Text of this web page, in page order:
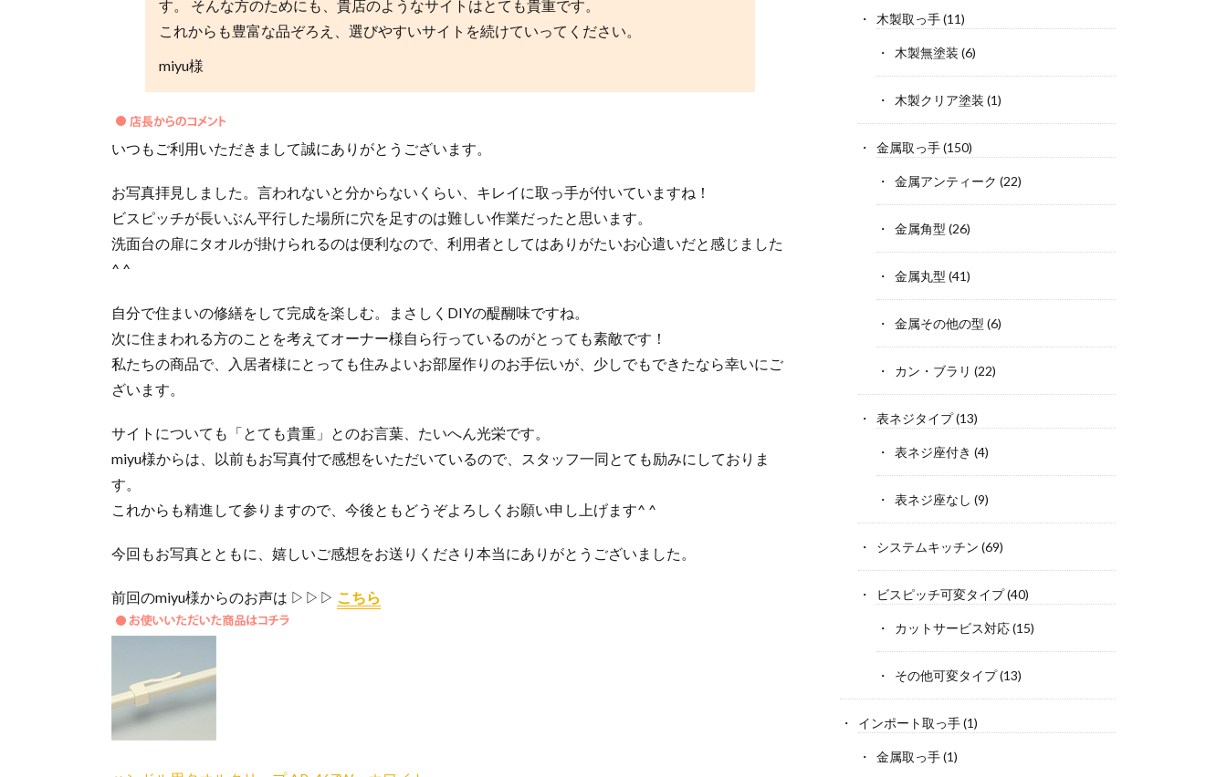
す。 そんな方のためにも、貴店のようなサイトはとても貴重です。
これからも豊富な品ぞろえ、選びやすいサイトを続けていってください。
miyu様
いつもご利用いただきまして誠にありがとうございます。
お写真拝見しました。言われないと分からないくらい、キレイに取っ手が付いていますね！
ビスピッチが長いぶん平行した場所に穴を足すのは難しい作業だったと思います。
洗面台の扉にタオルが掛けられるのは便利なので、利用者としてはありがたいお心遣いだと感じました
^ ^
自分で住まいの修繕をして完成を楽しむ。まさしくDIYの醍醐味ですね。
次に住まわれる方のことを考えてオーナー様自ら行っているのがとっても素敵です！
私たちの商品で、入居者様にとっても住みよいお部屋作りのお手伝いが、少しでもできたなら幸いにご
ざいます。
サイトについても「とても貴重」とのお言葉、たいへん光栄です。
miyu様からは、以前もお写真付で感想をいただいているので、スタッフ一同とても励みにしておりま
す。
これからも精進して参りますので、今後ともどうぞよろしくお願い申し上げます^ ^
今回もお写真とともに、嬉しいご感想をお送りくださり本当にありがとうございました。
前回のmiyu様からのお声は ▷▷▷ こちら
木製取っ手(11)
木製無塗装 (6)
木製クリア塗装 (1)
金属取っ手(150)
金属アンティーク (22)
金属角型 (26)
金属丸型 (41)
金属その他の型 (6)
カン・ブラリ (22)
表ネジタイプ(13)
表ネジ座付き (4)
表ネジ座なし (9)
システムキッチン (69)
ビスピッチ可変タイプ(40)
カットサービス対応(15)
その他可変タイプ(13)
インポート取っ手(1)
金属取っ手(1)